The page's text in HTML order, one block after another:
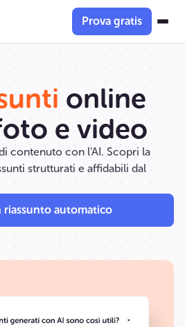
Prova gratis
online
e video
contenuto con l’AI. Scopri la
strutturati e affidabili dal
riassunto automatico